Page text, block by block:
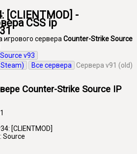
[CLIENTMOD] -
CSS ip
игрового сервера Counter-Strike Source
v93
Все сервера
Сервера v91 (old)
Counter-Strike Source IP
[CLIENTMOD]
Source